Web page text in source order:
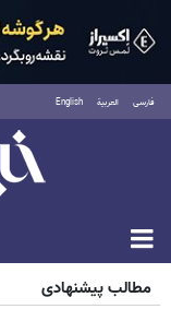
فارسی العربية English
مطالب پیشنهادی